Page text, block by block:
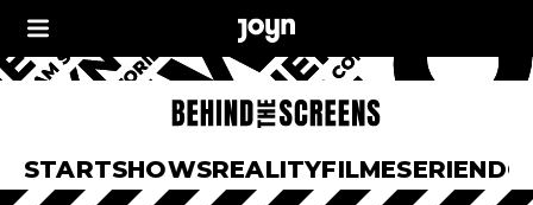
STARTSHOWSREALITYFILMESERIEN